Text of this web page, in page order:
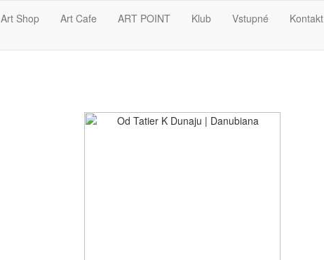
Art Shop Art Cafe ART POINT Klub Vstupné Kontakt